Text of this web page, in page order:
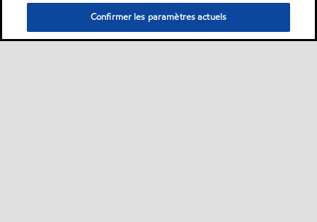
Confirmer les paramètres actuels